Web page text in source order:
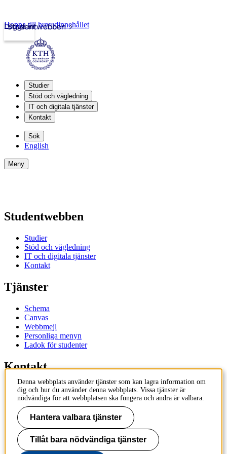
Studentwebben
Logga in
Hoppa till huvudinnehållet
Studier
Stöd och vägledning
IT och digitala tjänster
Kontakt
Sök
English
Meny
Studentwebben
Studier
Stöd och vägledning
IT och digitala tjänster
Kontakt
Tjänster
Schema
Canvas
Webbmejl
Personliga menyn
Ladok för studenter
Kontakt
Kontakta utbildningsprogram
Kontakta kurs
IT-support
KTH Entré
KTH
100 44 Stockholm
Denna webbplats använder tjänster som kan lagra information om
dig och hur du använder denna webbplats. Vissa tjänster är
nödvändiga för att webbplatsen ska fungera och andra är valbara.
Hantera valbara tjänster
Tillåt bara nödvändiga tjänster